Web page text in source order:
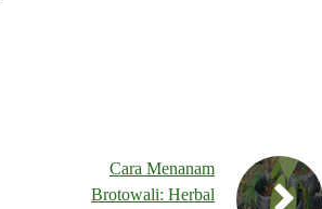
Cara Menanam
Brotowali: Herbal